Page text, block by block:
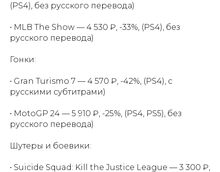
(PS4), без русского перевода)
• MLB The Show — 4 530 ₽, -33%, (PS4), без
русского перевода)
Гонки:
• Gran Turismo 7 — 4 570 ₽, -42%, (PS4), с
русскими субтитрами)
• MotoGP 24 — 5 910 ₽, -25%, (PS4, PS5), без
русского перевода)
Шутеры и боевики:
• Suicide Squad: Kill the Justice League — 3 300 ₽,